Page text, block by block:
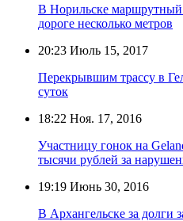
В Норильске маршрутный
дороге несколько метров
20:23 Июль 15, 2017
Перекрывшим трассу в
суток
18:22 Ноя. 17, 2016
Участницу гонок на
тысячи рублей за
19:19 Июнь 30, 2016
В Архангельске за долги